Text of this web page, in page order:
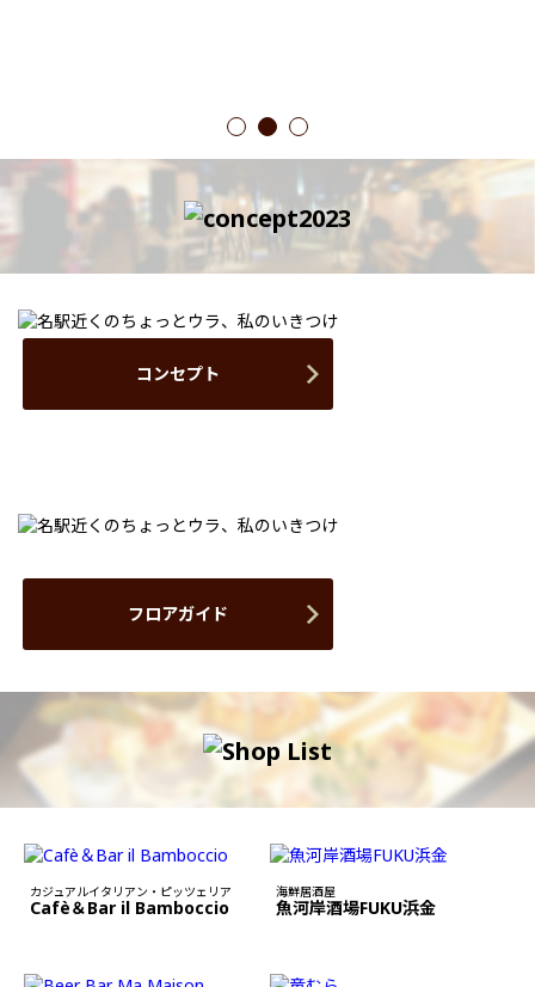
1 2 3
コンセプト
フロアガイド
カジュアルイタリアン・ピッツェリア
Cafè＆Bar il Bamboccio
海鮮居酒屋
魚河岸酒場FUKU浜金